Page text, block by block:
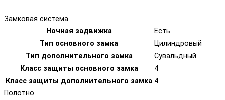
Замковая система
Ночная задвижка
Есть
Тип основного замка
Цилиндровый
Тип дополнительного замка
Сувальдный
Класс защиты основного замка
4
Класс защиты дополнительного замка 4
Полотно